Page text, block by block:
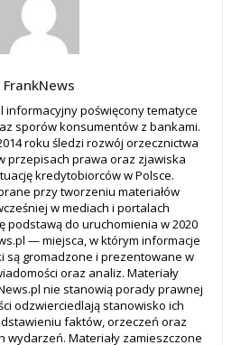
FrankNews
informacyjny poświęcony tematyce
sporów konsumentów z bankami.
roku śledzi rozwój orzecznictwa
przepisach prawa oraz zjawiska
kredytobiorców w Polsce.
przy tworzeniu materiałów
w mediach i portalach
podstawą do uruchomienia w 2020
— miejsca, w którym informacje
są gromadzone i prezentowane w
oraz analiz. Materiały
nie stanowią porady prawnej
odzwierciedlają stanowisko ich
faktów, orzeczeń oraz
wydarzeń. Materiały zamieszczone